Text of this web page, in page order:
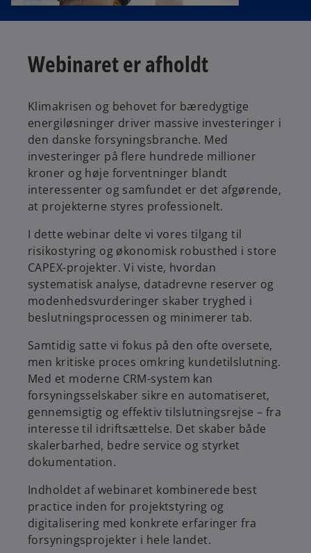
Webinaret er afholdt
Klimakrisen og behovet for bæredygtige
energiløsninger driver massive investeringer i
den danske forsyningsbranche. Med
investeringer på flere hundrede millioner
kroner og høje forventninger blandt
interessenter og samfundet er det afgørende,
at projekterne styres professionelt.
I dette webinar delte vi vores tilgang til
risikostyring og økonomisk robusthed i store
CAPEX-projekter. Vi viste, hvordan
systematisk analyse, datadrevne reserver og
modenhedsvurderinger skaber tryghed i
beslutningsprocessen og minimerer tab.
Samtidig satte vi fokus på den ofte oversete,
men kritiske proces omkring kundetilslutning.
Med et moderne CRM-system kan
forsyningsselskaber sikre en automatiseret,
gennemsigtig og effektiv tilslutningsrejse – fra
interesse til idriftsættelse. Det skaber både
skalerbarhed, bedre service og styrket
dokumentation.
Indholdet af webinaret kombinerede best
practice inden for projektstyring og
digitalisering med konkrete erfaringer fra
forsyningsprojekter i hele landet.